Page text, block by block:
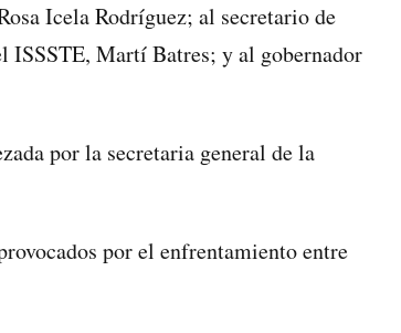
Icela Rodríguez; al secretario de
Martí Batres; y al gobernador
por la secretaria general de la
por el enfrentamiento entre